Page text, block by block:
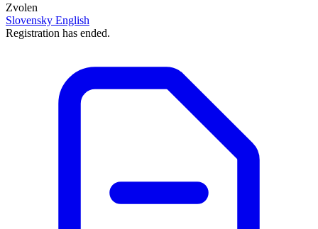
Zvolen
Slovensky English
Registration has ended.